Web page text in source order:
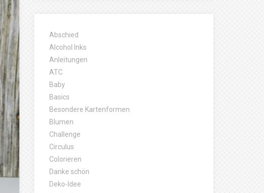
Abschied
Alcohol Inks
Anleitungen
ATC
Baby
Basics
Besondere Kartenformen
Blumen
Challenge
Circulus
Colorieren
Danke schön
Deko-Idee